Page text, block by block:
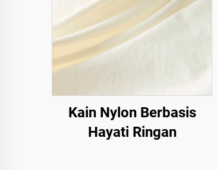
Kain Nylon Berbasis
Hayati Ringan